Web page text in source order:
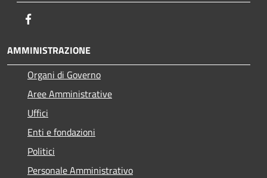
AMMINISTRAZIONE
Organi di Governo
Aree Amministrative
Uffici
Enti e fondazioni
Politici
Personale Amministrativo